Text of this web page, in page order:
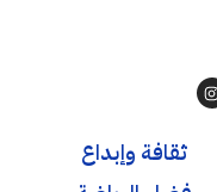
ثقافة وإبداع